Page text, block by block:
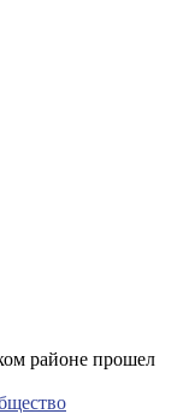
районе прошел